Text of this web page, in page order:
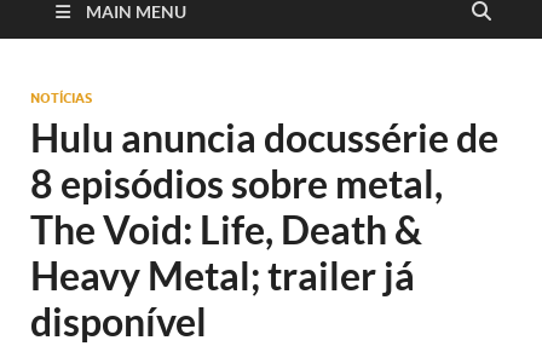
MAIN MENU
NOTÍCIAS
Hulu anuncia docussérie de
8 episódios sobre metal,
The Void: Life, Death &
Heavy Metal; trailer já
disponível